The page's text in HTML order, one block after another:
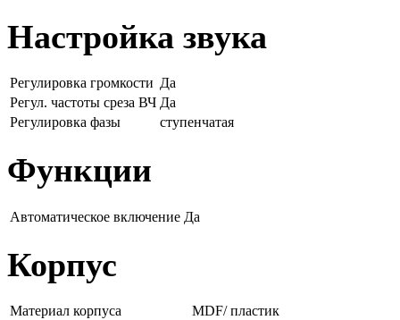
Настройка звука
Регулировка громкости Да
Регул. частоты среза ВЧ Да
Регулировка фазы
ступенчатая
Функции
Автоматическое включение Да
Корпус
Материал корпуса
MDF/ пластик